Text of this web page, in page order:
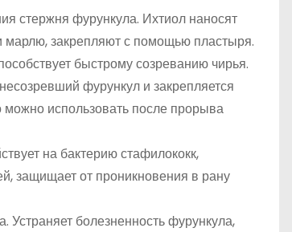
стержня фурункула. Ихтиол наносят
закрепляют с помощью пластыря.
быстрому созреванию чирья.
фурункул и закрепляется
можно использовать после прорыва
на бактерию стафилококк,
защищает от проникновения в рану
болезненность фурункула,